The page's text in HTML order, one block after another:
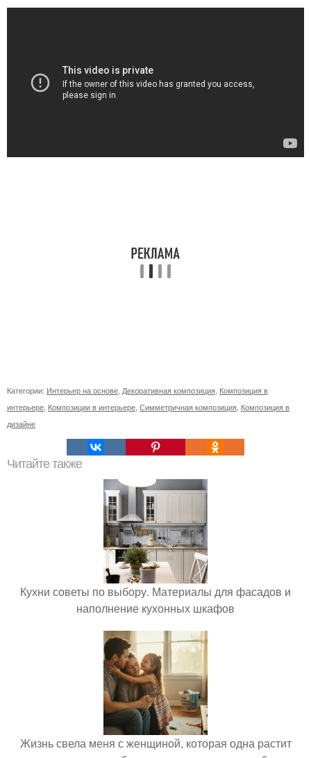
Категории: Интерьер на основе Декоративная композиция Композиция в
интерьере Композиции в интерьере Симметричная композиция Композиция в
дизайне
Читайте также
Кухни советы по выбору. Материалы для фасадов и
наполнение кухонных шкафов
Жизнь свела меня с женщиной, которая одна растит